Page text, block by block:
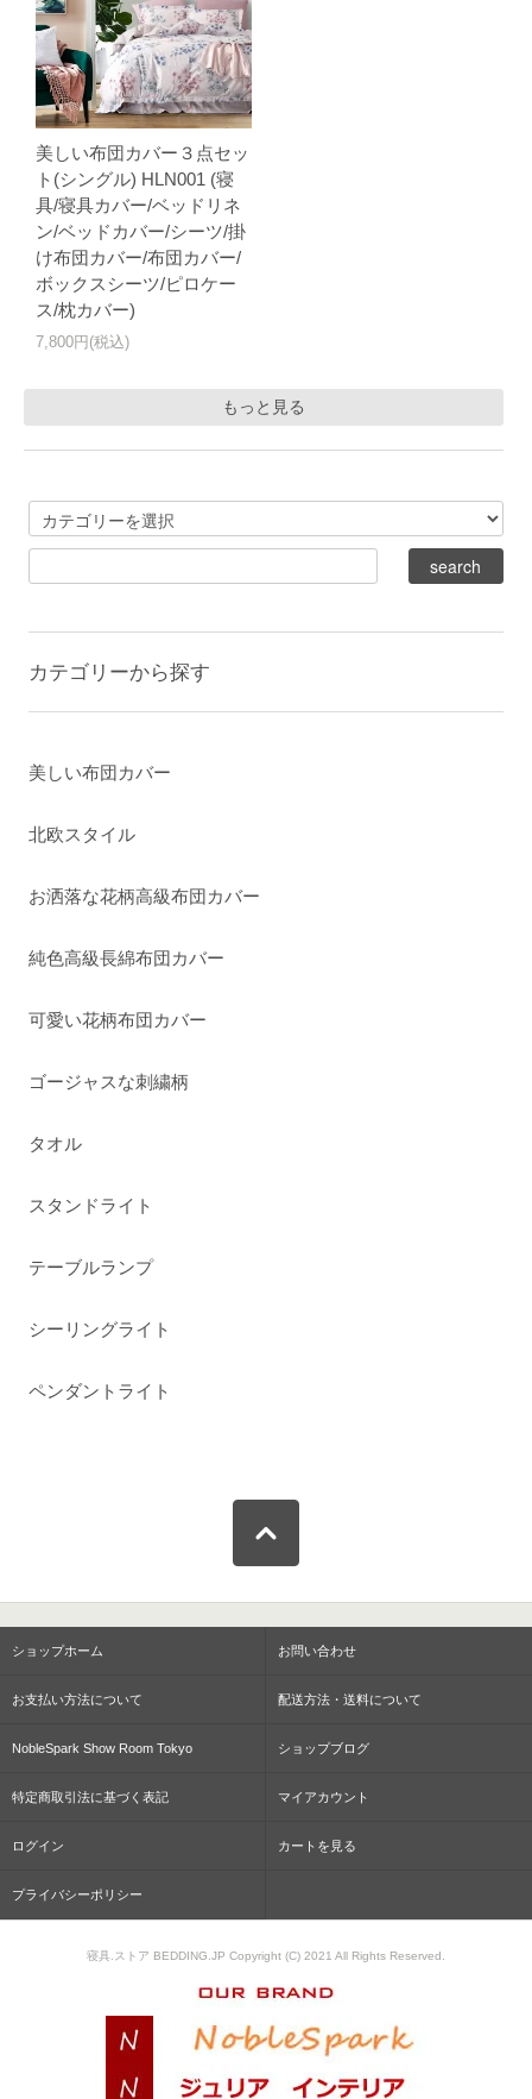
美しい布団カバー３点セッ
ト(シングル) HLN001 (寝
具/寝具カバー/ベッドリネ
ン/ベッドカバー/シーツ/掛
け布団カバー/布団カバー/
ボックスシーツ/ピロケー
ス/枕カバー)
7,800円(税込)
もっと見る
カテゴリーから探す
美しい布団カバー
北欧スタイル
お洒落な花柄高級布団カバー
純色高級長綿布団カバー
可愛い花柄布団カバー
ゴージャスな刺繍柄
タオル
スタンドライト
テーブルランプ
シーリングライト
ペンダントライト
ショップホーム お問い合わせ
お支払い方法について 配送方法・送料について
NobleSpark Show Room Tokyo ショップブログ
特定商取引法に基づく表記 マイアカウント
ログイン カートを見る
プライバシーポリシー
寝具.ストア BEDDING.JP Copyright (C) 2021 All Rights Reserved.